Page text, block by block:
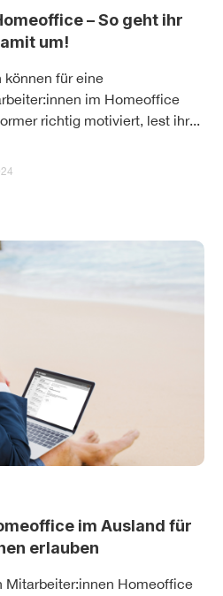
– So geht ihr
um!
können für eine
im Homeoffice
richtig motiviert, lest ihr...
im Ausland für
erlauben
Mitarbeiter:innen Homeoffice